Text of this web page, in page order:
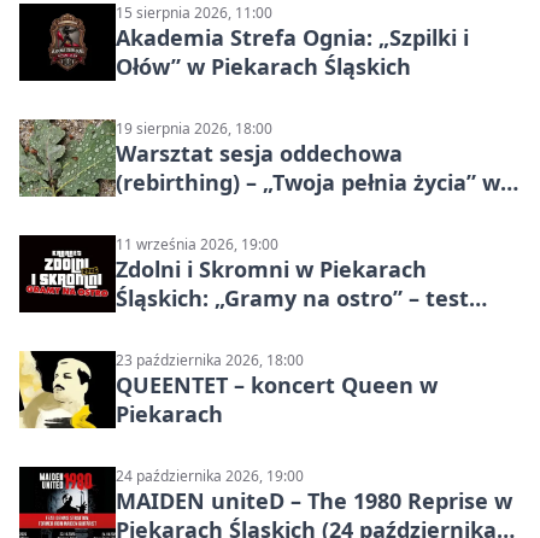
15 sierpnia 2026, 11:00
Akademia Strefa Ognia: „Szpilki i
Ołów” w Piekarach Śląskich
19 sierpnia 2026, 18:00
Warsztat sesja oddechowa
(rebirthing) – „Twoja pełnia życia” w
11 września 2026, 19:00
Zdolni i Skromni w Piekarach
Śląskich: „Gramy na ostro” – test
23 października 2026, 18:00
QUEENTET – koncert Queen w
Piekarach
24 października 2026, 19:00
MAIDEN uniteD – The 1980 Reprise w
Piekarach Śląskich (24 października